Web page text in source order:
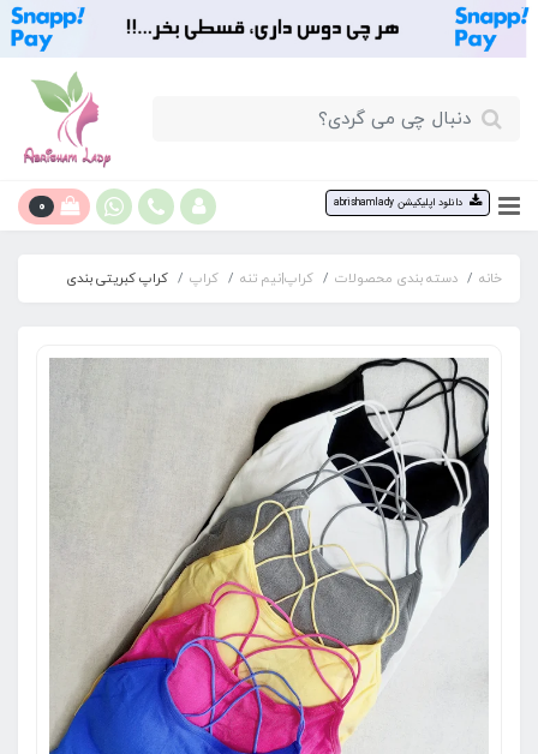
دانلود اپلیکیشن abrishamlady 0
خانه دسته بندی محصولات کراپ|نیم تنه کراپ کراپ کبریتی بندی